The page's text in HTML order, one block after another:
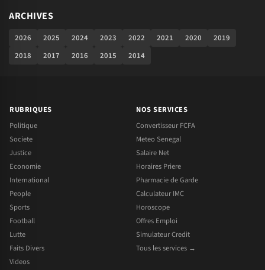
ARCHIVES
2026 2025 2024 2023 2022 2021 2020
2019
2018
2017 2016 2015 2014
RUBRIQUES
Politique
Societe
Justice
Economie
International
People
Sports
Football
Lutte
Faits Divers
Videos
NOS SERVICES
Convertisseur FCFA
Meteo Senegal
Salaire Net
Horaires Priere
Pharmacie de Garde
Calculateur IMC
Horoscope
Offres Emploi
Simulateur Credit
Tous les services →